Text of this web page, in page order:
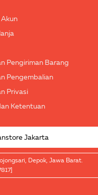
Pengiriman Barang
Pengembalian
Privasi
Ketentuan
Depok, Jawa Barat.